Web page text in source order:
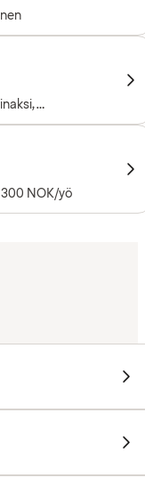
NOK/yö